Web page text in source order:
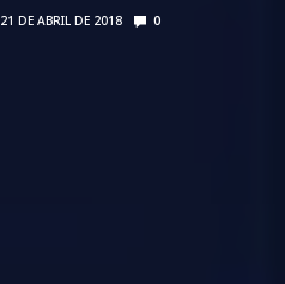
21 DE ABRIL DE 2018 0